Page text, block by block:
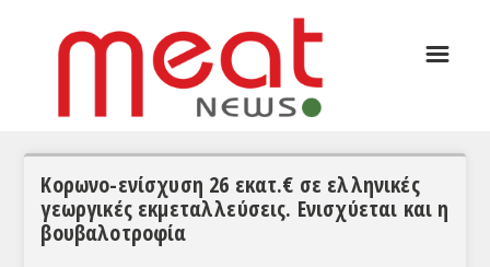
ΣΥΝΕΝΤΕΥΞΕΙΣ
☰
Κορωνο-ενίσχυση 26 εκατ.€ σε ελληνικές
γεωργικές εκμεταλλεύσεις. Ενισχύεται και η
βουβαλοτροφία